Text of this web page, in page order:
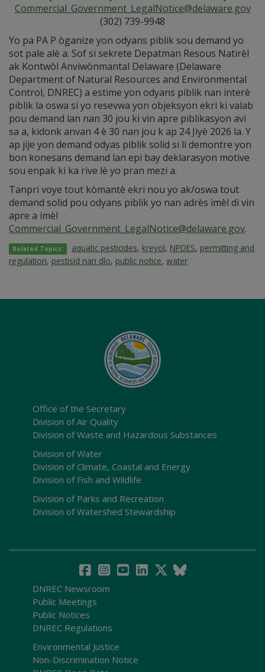
Commercial_Government_LegalNotice@delaware.gov
(302) 739-9948
Yo pa PA P òganize yon odyans piblik sou demand yo
sot pale alè a. Sof si sekrete Depatman Resous Natirèl
ak Kontwòl Anviwònmantal Delaware (Delaware
Department of Natural Resources and Environmental
Control, DNREC) a estime yon odyans piblik nan interè
piblik la oswa si yo resevwa yon objeksyon ekri ki valab
pou demand lan nan 30 jou ki vin apre piblikasyon avi
sa a, kidonk anvan 4 è 30 nan jou k ap 24 Jiyè 2026 la. Y
ap jije yon demand odyas piblik solid si li demontre yon
bon konesans demand lan epi bay deklarasyon motive
sou enpak ki ka rive lè yo pran mezi a.
Tanpri voye tout kòmantè ekri nou yo ak/oswa tout
demand solid pou odyans piblik yo nan adrès imèl di vin
apre a imèl
Commercial_Government_LegalNotice@delaware.gov.
Related Topics: aquatic pesticides, kreyol, NPDES, permitting and
regulation, pestisid nan dlo, public notice, water
Office of the Secretary
Division of Air Quality
Division of Waste and Hazardous Substances
Division of Water
Division of Climate, Coastal and Energy
Division of Fish and Wildlife
Division of Parks and Recreation
Division of Watershed Stewardship
DNREC Newsroom
Public Meetings
Public Notices
DNREC Regulations
Environmental Justice
Non-Discrimination Notice